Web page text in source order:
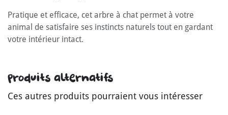
Pratique et efficace, cet arbre à chat permet à votre
animal de satisfaire ses instincts naturels tout en gardant
votre intérieur intact.
Produits alternatifs
Ces autres produits pourraient vous intéresser